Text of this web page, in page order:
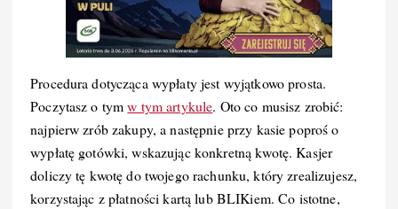
Procedura dotycząca wypłaty jest wyjątkowo prosta.
Poczytasz o tymw tym artykule. Oto co musisz zrobić:
najpierw zrób zakupy, a następnie przy kasie poproś o
wypłatę gotówki, wskazując konkretną kwotę. Kasjer
doliczy tę kwotę do twojego rachunku, który zrealizujesz,
korzystając z płatności kartą lub BLIKiem. Co istotne,